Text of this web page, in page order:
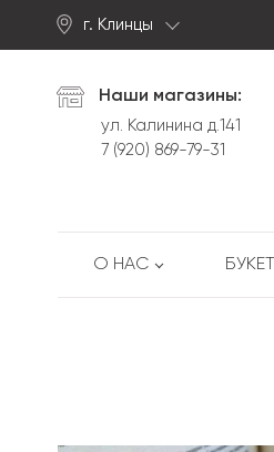
г. Клинцы
Наши магазины:
ул. Калинина д.141
7 (920) 869-79-31
О НАС